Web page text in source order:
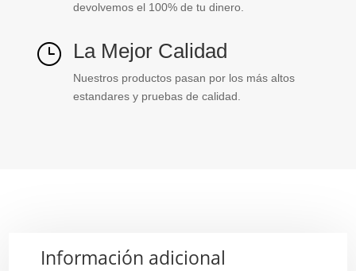
devolvemos el 100% de tu dinero.
} La Mejor Calidad
Nuestros productos pasan por los más altos
estandares y pruebas de calidad.
Información adicional